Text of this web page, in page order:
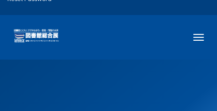
ー
用
メ